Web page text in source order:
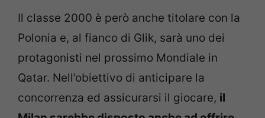
Il classe 2000 è però anche titolare con la
Polonia e, al fianco di Glik, sarà uno dei
protagonisti nel prossimo Mondiale in
Qatar. Nell’obiettivo di anticipare la
concorrenza ed assicurarsi il giocare, il